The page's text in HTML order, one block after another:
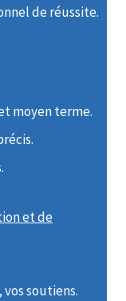
de réussite.
moyen terme.
et de
soutiens.